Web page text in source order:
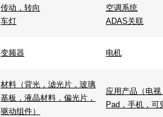
传动，转向
车灯
空调系统
ADAS关联
变频器 电机
材料（背光，滤光片，玻璃
基板，液晶材料，偏光片，
驱动组件）
应用产品（电
Pad，手机，可